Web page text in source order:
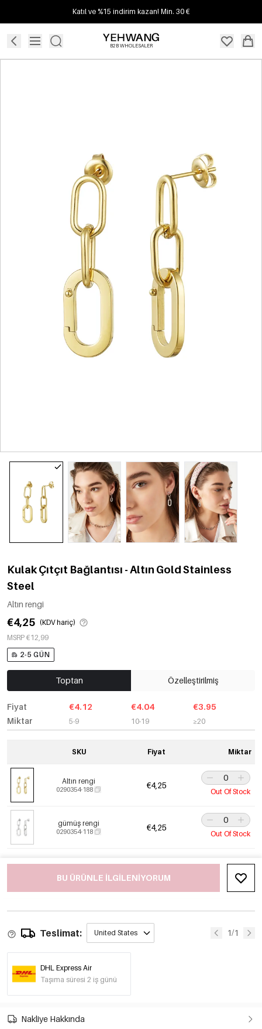
Katıl ve %15 indirim kazan! Min. 30 €
B2B WHOLESALER
Kulak Çıtçıt Bağlantısı - Altın Gold Stainless
Steel
Altın rengi
€4,25 (KDV hariç)
MSRP €12,99
2-5 GÜN
Toptan Özelleştirilmiş
Fiyat
Miktar
€4.12
5-9
€4.04
10-19
€3.95
≥20
SKU Fiyat Miktar
Altın rengi
0290354-188 €4,25
Out Of Stock
gümüş rengi
0290354-118 €4,25
Out Of Stock
BU ÜRÜNLE ILGILENIYORUM
Teslimat: United States 1/1
DHL Express Air
Taşıma süresi 2 iş günü
Nakliye Hakkında